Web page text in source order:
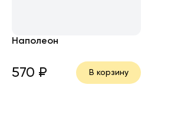
Наполеон
570 ₽ В корзину